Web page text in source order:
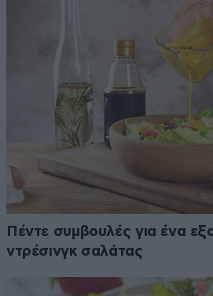
Πέντε συμβουλές για ένα
ντρέσινγκ σαλάτας